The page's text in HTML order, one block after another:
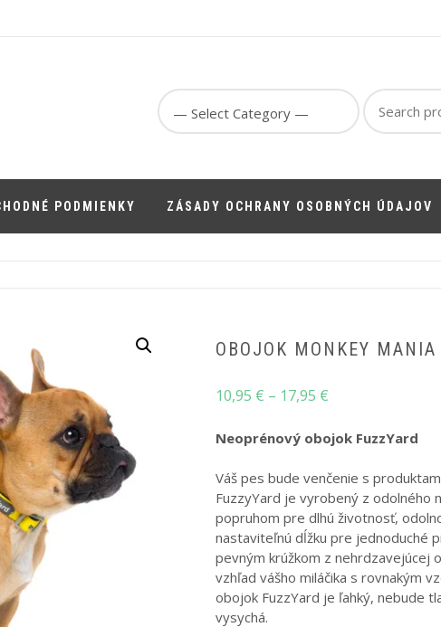
Search
for:
PODMIENKY ZÁSADY OCHRANY OSOBNÝCH ÚDAJOV
OBOJOK MONKEY MANIA
10,95 € – 17,95 €Price
10,95 €
17,95 €
Neoprénový obojok FuzzYard
Váš pes bude venčenie s
FuzzyYard je vyrobený z odolného
popruhom pre dlhú životnosť,
nastaviteľnú dĺžku pre jednoduché
pevným krúžkom z nehrdzavejúcej
vzhľad vášho miláčika s rovnakým
obojok FuzzYard je ľahký, nebude
vysychá.